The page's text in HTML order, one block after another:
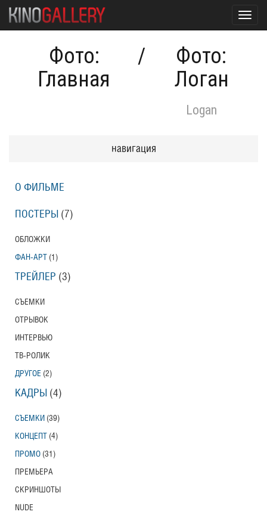
Фото:
Главная
/
Фото:
Логан
Logan
навигация
О ФИЛЬМЕ
ПОСТЕРЫ (7)
ОБЛОЖКИ
ФАН-АРТ (1)
ТРЕЙЛЕР (3)
СЪЕМКИ
ОТРЫВОК
ИНТЕРВЬЮ
ТВ-РОЛИК
ДРУГОЕ (2)
КАДРЫ (4)
СЪЕМКИ (39)
КОНЦЕПТ (4)
ПРОМО (31)
ПРЕМЬЕРА
СКРИНШОТЫ
NUDE